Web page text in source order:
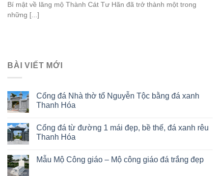
Bí mật về lăng mộ Thành Cát Tư Hãn đã trở thành một trong
những [...]
BÀI VIẾT MỚI
Cổng đá Nhà thờ tổ Nguyễn Tộc bằng đá xanh
Thanh Hóa
Cổng đá từ đường 1 mái đẹp, bề thế, đá xanh rêu
Thanh Hóa
Mẫu Mộ Công giáo – Mộ công giáo đá trắng đẹp